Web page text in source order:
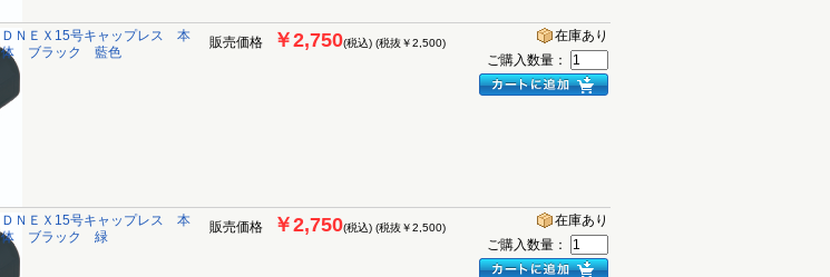
ＤＮＥＸ15号キャップレス 本
体 ブラック 藍色
販売価格 ￥2,750(税込) (税抜￥2,500)
在庫あり
ご購入数量：
ＤＮＥＸ15号キャップレス 本
体 ブラック 緑
販売価格 ￥2,750(税込) (税抜￥2,500)
在庫あり
ご購入数量：